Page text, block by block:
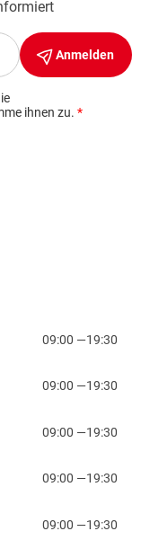
09:00 —19:30
09:00 —19:30
09:00 —19:30
09:00 —19:30
09:00 —19:30